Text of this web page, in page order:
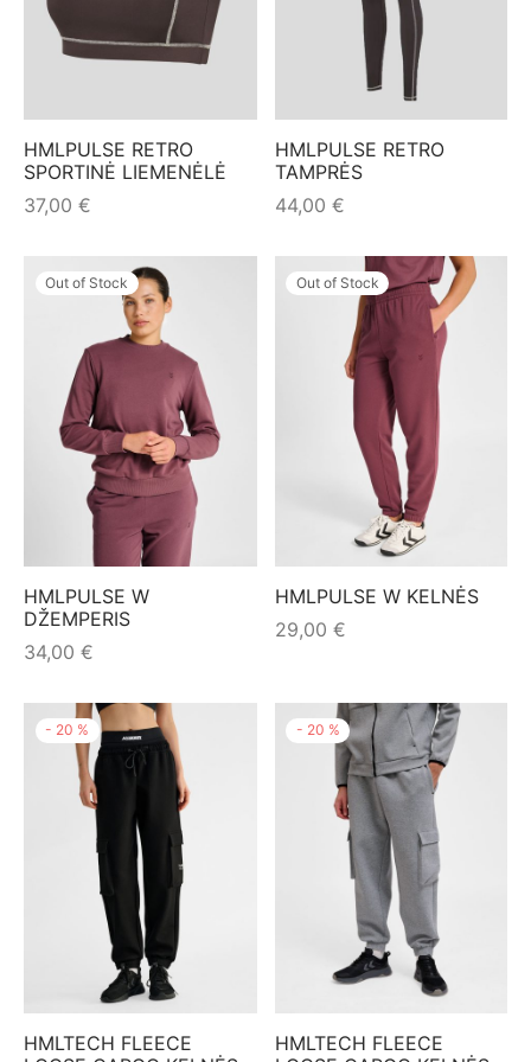
HMLPULSE RETRO
SPORTINĖ LIEMENĖLĖ
37,00 €
HMLPULSE RETRO
TAMPRĖS
44,00 €
Out of Stock
HMLPULSE W
DŽEMPERIS
34,00 €
Out of Stock
HMLPULSE W KELNĖS
29,00 €
- 20 %
HMLTECH FLEECE
- 20 %
HMLTECH FLEECE